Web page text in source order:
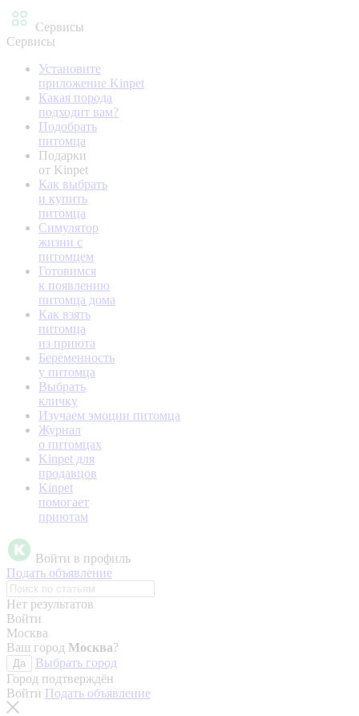
Сервисы
Сервисы
Установите
приложение Kinpet
Какая порода
подходит вам?
Подобрать
питомца
Подарки
от Kinpet
Как выбрать
и купить
питомца
Симулятор
жизни с
питомцем
Готовимся
к появлению
питомца дома
Как взять
питомца
из приюта
Беременность
у питомца
Выбрать
кличку
Изучаем эмоции питомца
Журнал
о питомцах
Kinpet для
продавцов
Kinpet
помогает
приютам
Войти в профиль
Подать объявление
Нет результатов
Войти
Москва
Ваш город Москва?
Да
Выбрать город
Город подтверждён
Войти Подать объявление